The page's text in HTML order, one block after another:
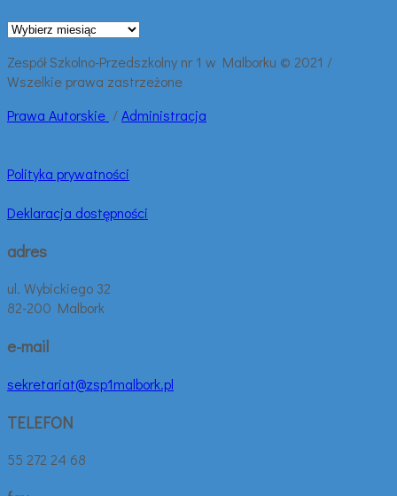
Archiwalne
Zespół Szkolno-Przedszkolny nr 1 w Malborku © 2021 /
Wszelkie prawa zastrzeżone
Prawa Autorskie /Administracja
Polityka prywatności
Deklaracja dostępności
adres
ul. Wybickiego 32
82-200 Malbork
e-mail
sekretariat@zsp1malbork.pl
TELEFON
55 272 24 68